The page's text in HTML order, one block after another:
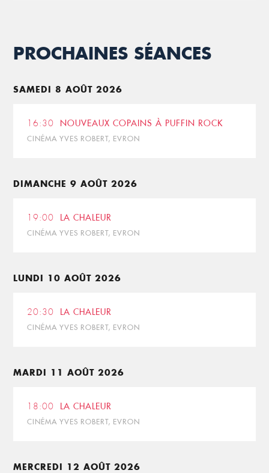
PROCHAINES SÉANCES
SAMEDI 8 AOÛT 2026
16:30 NOUVEAUX COPAINS À PUFFIN ROCK
CINÉMA YVES ROBERT, EVRON
DIMANCHE 9 AOÛT 2026
19:00 LA CHALEUR
CINÉMA YVES ROBERT, EVRON
LUNDI 10 AOÛT 2026
20:30 LA CHALEUR
CINÉMA YVES ROBERT, EVRON
MARDI 11 AOÛT 2026
18:00 LA CHALEUR
CINÉMA YVES ROBERT, EVRON
MERCREDI 12 AOÛT 2026